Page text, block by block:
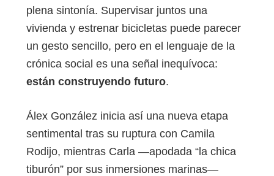
plena sintonía. Supervisar juntos una
vivienda y estrenar bicicletas puede parecer
un gesto sencillo, pero en el lenguaje de la
crónica social es una señal inequívoca:
están construyendo futuro.
Álex González inicia así una nueva etapa
sentimental tras su ruptura con Camila
Rodijo, mientras Carla —apodada “la chica
tiburón” por sus inmersiones marinas—